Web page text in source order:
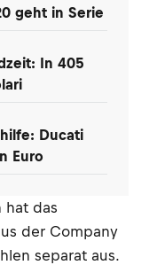
geht in Serie
In 405
Ducati
Euro
hat das
der Company
separat aus.